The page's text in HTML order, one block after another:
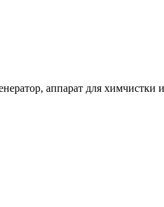
аппарат для